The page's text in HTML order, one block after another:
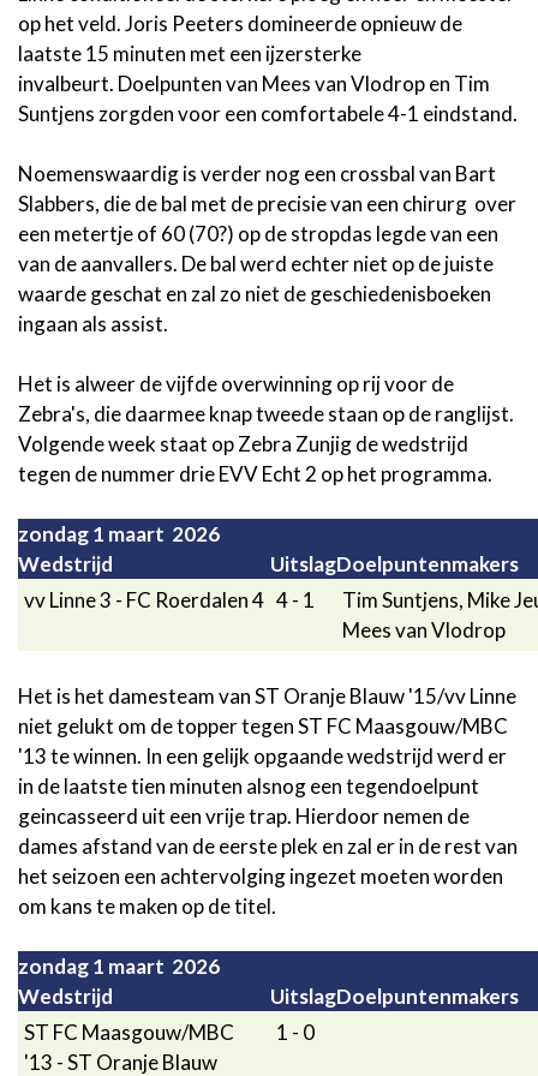
op het veld. Joris Peeters domineerde opnieuw de
laatste 15 minuten met een ijzersterke
invalbeurt. Doelpunten van Mees van Vlodrop en Tim
Suntjens zorgden voor een comfortabele 4-1 eindstand.
Noemenswaardig is verder nog een crossbal van Bart
Slabbers, die de bal met de precisie van een chirurg over
een metertje of 60 (70?) op de stropdas legde van een
van de aanvallers. De bal werd echter niet op de juiste
waarde geschat en zal zo niet de geschiedenisboeken
ingaan als assist.
Het is alweer de vijfde overwinning op rij voor de
Zebra's, die daarmee knap tweede staan op de ranglijst.
Volgende week staat op Zebra Zunjig de wedstrijd
tegen de nummer drie EVV Echt 2 op het programma.
zondag 1 maart 2026
Wedstrijd
UitslagDoelpuntenmakers
vv Linne 3 - FC Roerdalen 4 4 - 1
Tim Suntjens, Mike
Mees van Vlodrop
Het is het damesteam van ST Oranje Blauw '15/vv Linne
niet gelukt om de topper tegen ST FC Maasgouw/MBC
'13 te winnen. In een gelijk opgaande wedstrijd werd er
in de laatste tien minuten alsnog een tegendoelpunt
geincasseerd uit een vrije trap. Hierdoor nemen de
dames afstand van de eerste plek en zal er in de rest van
het seizoen een achtervolging ingezet moeten worden
om kans te maken op de titel.
zondag 1 maart 2026
Wedstrijd
UitslagDoelpuntenmakers
ST FC Maasgouw/MBC
'13 - ST Oranje Blauw
1 - 0